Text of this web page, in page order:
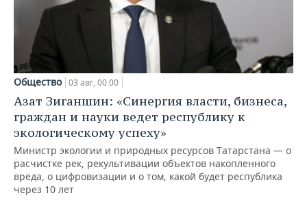
Общество 03 авг, 00:00
Азат Зиганшин: «Синергия власти, бизнеса,
граждан и науки ведет республику к
экологическому успеху»
Министр экологии и природных ресурсов Татарстана — о
расчистке рек, рекультивации объектов накопленного
вреда, о цифровизации и о том, какой будет республика
через 10 лет